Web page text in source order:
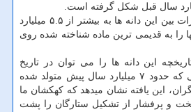
اما قدمت قدیمی ترین ذرات بین این دانه ها به بیشتر از ۵.۵ میلیارد
به قدیمی ترین ماده شناخته شده روی
این دانه ها را می توان در تاریخ
ردیابی كرد و به ستارگانی كه حدود ۷ میلیارد سال پیش متولد شده
این یافته نشان میدهد كه كهكشان ما
و پرفشار از تشكیل ستارگان را پشت